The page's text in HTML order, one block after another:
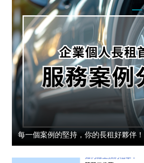
每一個案例的堅持，你的長租好夥伴！